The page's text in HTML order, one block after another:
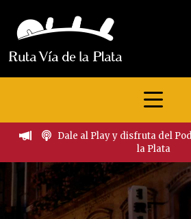
Dale al Play y disfruta del
la Plata